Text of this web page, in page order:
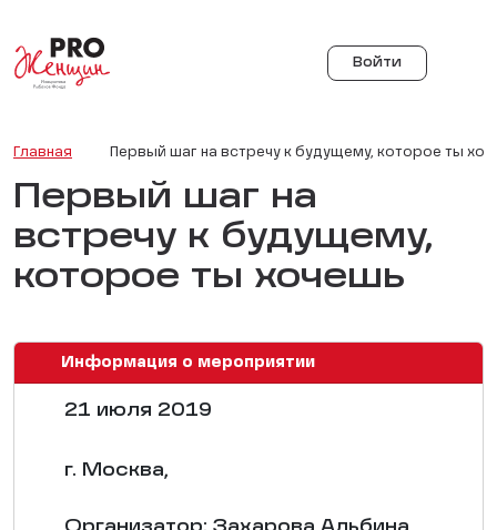
Войти
Главная Первый шаг на встречу к будущему, которое ты
Первый шаг на
встречу к будущему,
которое ты хочешь
Информация о мероприятии
21 июля 2019
г. Москва,